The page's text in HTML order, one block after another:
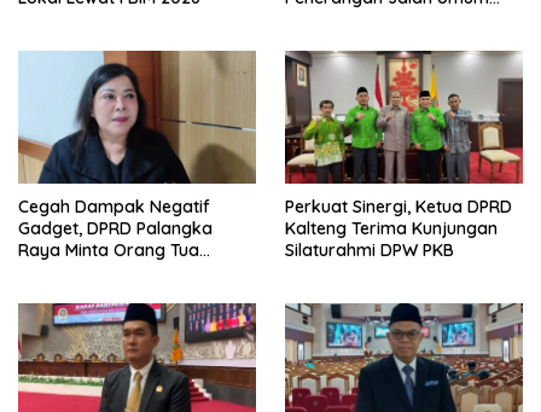
Cegah Dampak Negatif
Gadget, DPRD Palangka
Raya Minta Orang Tua
Perkuat Sinergi, Ketua DPRD
Kalteng Terima Kunjungan
Silaturahmi DPW PKB